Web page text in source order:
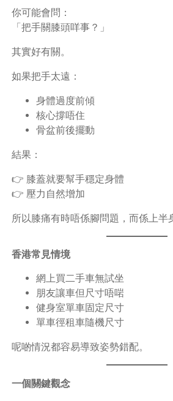
你可能會問：
「把手關膝頭咩事？」
其實好有關。
如果把手太遠：
身體過度前傾
核心撐唔住
骨盆前後擺動
結果：
👉 膝蓋就要幫手穩定身體
👉 壓力自然增加
所以膝痛有時唔係腳問題，而係上半
香港常見情境
網上買二手車無試坐
朋友讓車但尺寸唔啱
健身室單車固定尺寸
單車徑租車隨機尺寸
呢啲情況都容易導致姿勢錯配。
一個關鍵觀念